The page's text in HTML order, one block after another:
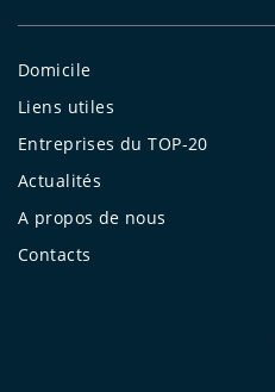
Domicile
Liens utiles
Entreprises du TOP-20
Actualités
A propos de nous
Contacts